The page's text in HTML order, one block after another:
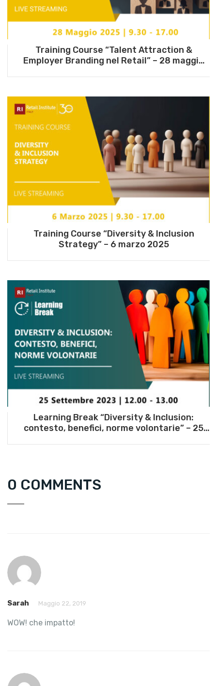
Training Course “Talent Attraction &
Employer Branding nel Retail” – 28 maggio
Training Course “Diversity & Inclusion
Strategy” – 6 marzo 2025
Learning Break “Diversity & Inclusion:
contesto, benefici, norme volontarie” – 25
0 COMMENTS
Sarah Maggio 22, 2019
WOW! che impatto!